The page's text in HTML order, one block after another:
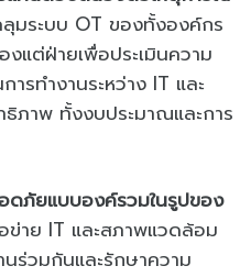
มระบบ OT ของทั้งองค์กร
แต่ฝ่ายเพื่อประเมินความ
ารทำงานระหว่าง IT และ
ธิภาพ ทั้งงบประมาณและการ
ดภัยแบบองค์รวมในรูปของ
ข่าย IT และสภาพแวดล้อม
ร่วมกันและรักษาความ